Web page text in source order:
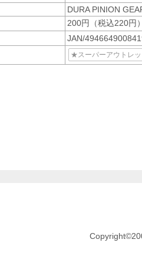
DURA PINION
200円（税込220円
JAN/
★スーパーアウトレ